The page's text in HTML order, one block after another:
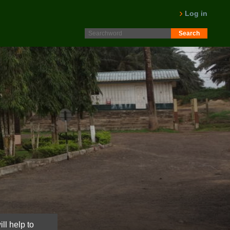
Log in
Intranett. Logg in. Minutes from AGM 2025 is now available
LES MER
help to